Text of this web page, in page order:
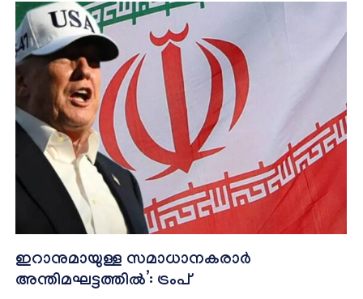
ഇറാനുമായുള്ള സമാധാനകരാർ
അന്തിമഘട്ടത്തിൽ‌’: ട്രംപ്